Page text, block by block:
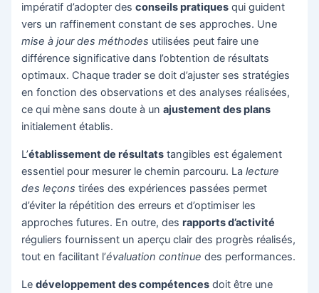
impératif d’adopter desconseils pratiques qui guident
vers un raffinement constant de ses approches. Une
mise à jour des méthodes utilisées peut faire une
différence significative dans l’obtention de résultats
optimaux. Chaque trader se doit d’ajuster ses stratégies
en fonction des observations et des analyses réalisées,
ce qui mène sans doute à unajustement des plans
initialement établis.
L’établissement de résultats tangibles est également
essentiel pour mesurer le chemin parcouru. Lalecture
des leçons tirées des expériences passées permet
d’éviter la répétition des erreurs et d’optimiser les
approches futures. En outre, desrapports d’activité
réguliers fournissent un aperçu clair des progrès réalisés,
tout en facilitant l’évaluation continue des performances.
Ledéveloppement des compétences doit être une